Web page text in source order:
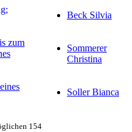
Beck Silvia
zum
Sommerer
Christina
Soller Bianca
154